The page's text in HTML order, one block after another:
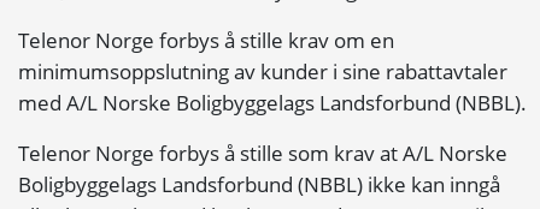
Telenor Norge forbys å stille krav om en
minimumsoppslutning av kunder i sine rabattavtaler
med A/L Norske Boligbyggelags Landsforbund (NBBL).
Telenor Norge forbys å stille som krav at A/L Norske
Boligbyggelags Landsforbund (NBBL) ikke kan inngå